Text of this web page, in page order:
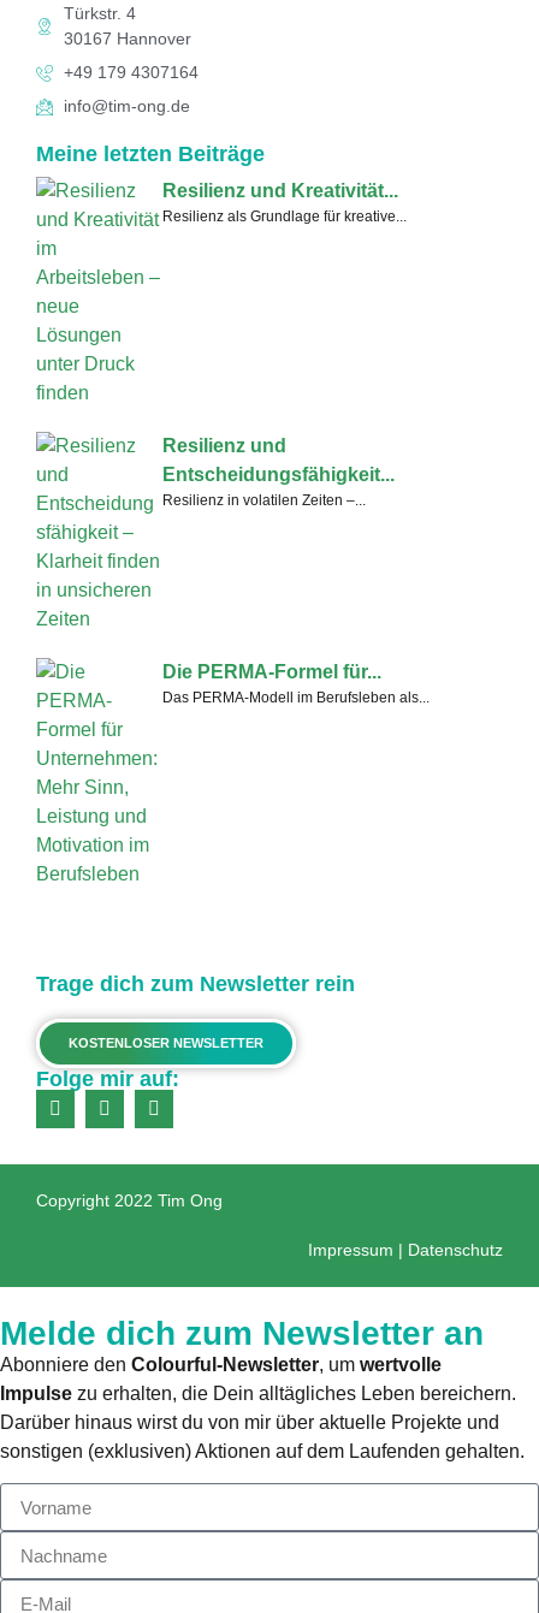
Türkstr. 4
30167 Hannover
+49 179 4307164
info@tim-ong.de
Meine letzten Beiträge
Resilienz und Kreativität...
Resilienz als Grundlage für kreative...
Resilienz und
Entscheidungsfähigkeit...
Resilienz in volatilen Zeiten –...
Die PERMA-Formel für...
Das PERMA-Modell im Berufsleben als...
Trage dich zum Newsletter rein
KOSTENLOSER NEWSLETTER
Folge mir auf:
Copyright 2022 Tim Ong
Impressum | Datenschutz
Melde dich zum Newsletter an
Abonniere den Colourful-Newsletter, um wertvolle
Impulse zu erhalten, die Dein alltägliches Leben bereichern.
Darüber hinaus wirst du von mir über aktuelle Projekte und
sonstigen (exklusiven) Aktionen auf dem Laufenden gehalten.